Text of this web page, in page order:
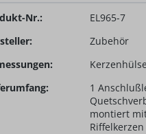
Nr.:
EL965-7
Zubehör
1
montiert